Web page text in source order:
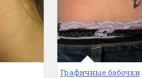
Графичные бабочки